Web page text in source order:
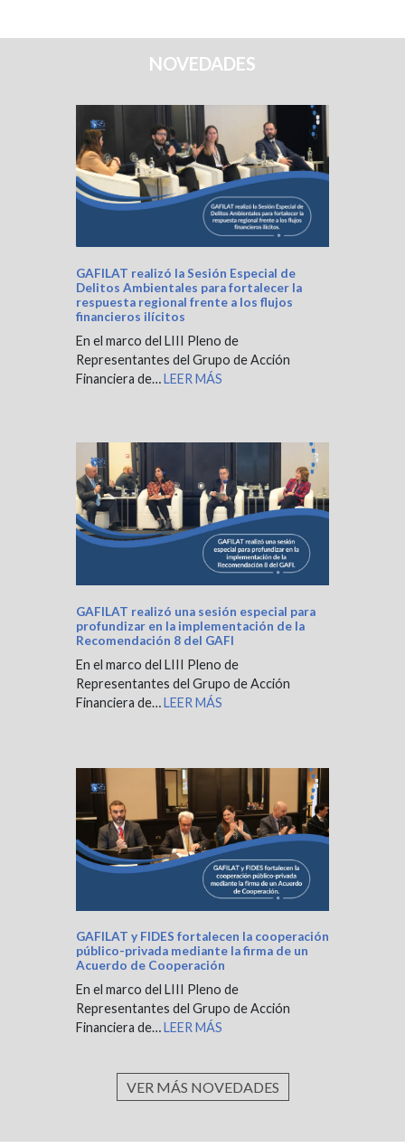
NOVEDADES
GAFILAT realizó la Sesión Especial de
Delitos Ambientales para fortalecer la
respuesta regional frente a los flujos
financieros ilícitos
En el marco del LIII Pleno de
Representantes del Grupo de Acción
Financiera de…LEER MÁS
GAFILAT realizó una sesión especial para
profundizar en la implementación de la
Recomendación 8 del GAFI
En el marco del LIII Pleno de
Representantes del Grupo de Acción
Financiera de…LEER MÁS
GAFILAT y FIDES fortalecen la cooperación
público-privada mediante la firma de un
Acuerdo de Cooperación
En el marco del LIII Pleno de
Representantes del Grupo de Acción
Financiera de…LEER MÁS
VER MÁS NOVEDADES